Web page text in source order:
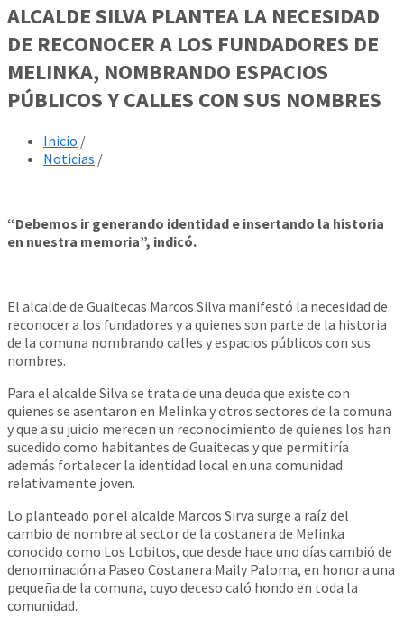
ALCALDE SILVA PLANTEA LA NECESIDAD
DE RECONOCER A LOS FUNDADORES DE
MELINKA, NOMBRANDO ESPACIOS
PÚBLICOS Y CALLES CON SUS NOMBRES
Inicio /
Noticias /
“Debemos ir generando identidad e insertando la historia
en nuestra memoria”, indicó.
El alcalde de Guaitecas Marcos Silva manifestó la necesidad de
reconocer a los fundadores y a quienes son parte de la historia
de la comuna nombrando calles y espacios públicos con sus
nombres.
Para el alcalde Silva se trata de una deuda que existe con
quienes se asentaron en Melinka y otros sectores de la comuna
y que a su juicio merecen un reconocimiento de quienes los han
sucedido como habitantes de Guaitecas y que permitiría
además fortalecer la identidad local en una comunidad
relativamente joven.
Lo planteado por el alcalde Marcos Sirva surge a raíz del
cambio de nombre al sector de la costanera de Melinka
conocido como Los Lobitos, que desde hace uno días cambió de
denominación a Paseo Costanera Maily Paloma, en honor a una
pequeña de la comuna, cuyo deceso caló hondo en toda la
comunidad.